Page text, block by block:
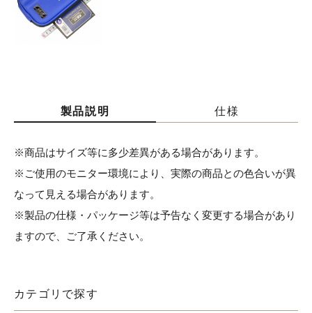
製品説明 仕様
※商品はサイズ等に多少差異がある場合があります。
※ご使用のモニター環境により、実際の商品との色合いが異
なって見える場合があります。
※製品の仕様・パッケージ等は予告なく変更する場合があり
ますので、ご了承ください。
カテゴリで探す